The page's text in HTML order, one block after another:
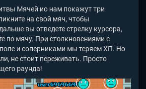
Мячей ио нам покажут три
на свой мяч, чтобы
вы отведете стрелку курсора,
по мячу. При столкновениями с
и соперниками мы теряем ХП. Но
не стоит переживать. Просто
раунда!